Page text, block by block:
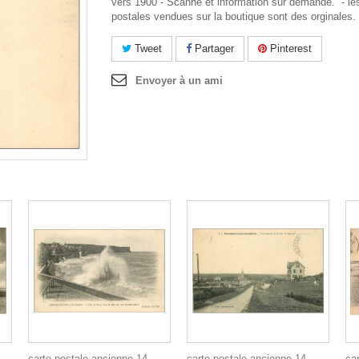
postales vendues sur la boutique sont des orginales.
Tweet Partager Pinterest
Envoyer à un ami